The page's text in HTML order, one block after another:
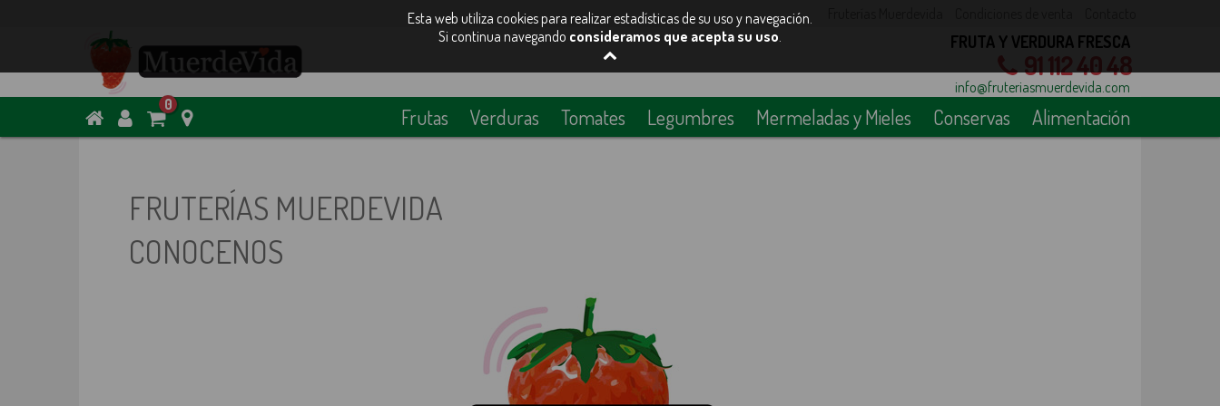
FRUTA Y VERDURA FRESCA
91 112 40 48
info@fruteriasmuerdevida.com
0
Frutas Verduras Tomates Legumbres Mermeladas y Mieles Conservas Alimentación
FRUTERÍAS MUERDEVIDA
CONOCENOS
Esta web utiliza cookies para realizar estadísticas de su uso y navegación.
Si continua navegando consideramos que acepta su uso.